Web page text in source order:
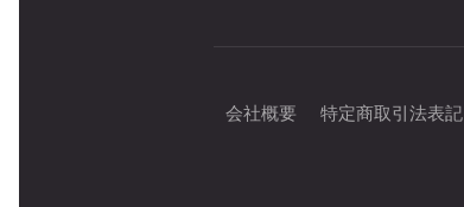
会社概要 特定商取引法表記